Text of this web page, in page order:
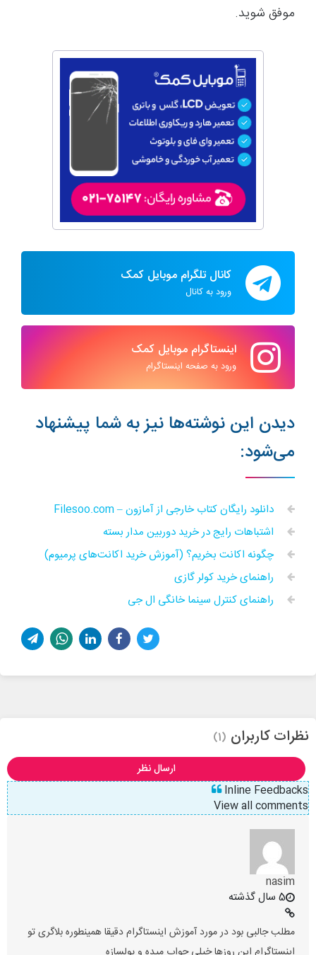
موفق شوید.
کانال تلگرام موبایل کمک
ورود به کانال
اینستاگرام موبایل کمک
ورود به صفحه اینستاگرام
دیدن این نوشته‌ها نیز به شما پیشنهاد
می‌شود:
دانلود رایگان کتاب خارجی از آمازون – Filesoo.com
اشتباهات رایج در خرید دوربین مدار بسته
چگونه اکانت بخریم؟ (آموزش خرید اکانت‌های پرمیوم)
راهنمای خرید کولر گازی
راهنمای کنترل سینما خانگی ال جی
نظرات کاربران (1)
ارسال نظر
Inline Feedbacks
View all comments
nasim
5 سال گذشته
مطلب جالبی بود در مورد آموزش اینستاگرام دقیقا همینطوره بلاگری تو